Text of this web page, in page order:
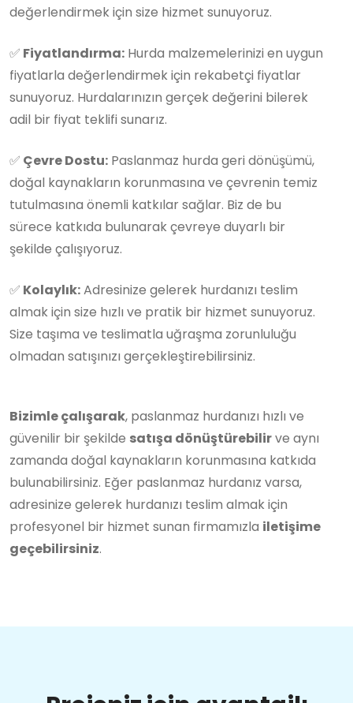
değerlendirmek için size hizmet sunuyoruz.
✅ Fiyatlandırma: Hurda malzemelerinizi en uygun
fiyatlarla değerlendirmek için rekabetçi fiyatlar
sunuyoruz. Hurdalarınızın gerçek değerini bilerek
adil bir fiyat teklifi sunarız.
✅ Çevre Dostu: Paslanmaz hurda geri dönüşümü,
doğal kaynakların korunmasına ve çevrenin temiz
tutulmasına önemli katkılar sağlar. Biz de bu
sürece katkıda bulunarak çevreye duyarlı bir
şekilde çalışıyoruz.
✅ Kolaylık:Adresinize gelerek hurdanızı teslim
almak için size hızlı ve pratik bir hizmet sunuyoruz.
Size taşıma ve teslimatla uğraşma zorunluluğu
olmadan satışınızı gerçekleştirebilirsiniz.
Bizimle çalışarak, paslanmaz hurdanızı hızlı ve
güvenilir bir şekilde satışa dönüştürebilirve aynı
zamanda doğal kaynakların korunmasına katkıda
bulunabilirsiniz. Eğer paslanmaz hurdanız varsa,
adresinize gelerek hurdanızı teslim almak için
profesyonel bir hizmet sunan firmamızla iletişime
geçebilirsiniz.